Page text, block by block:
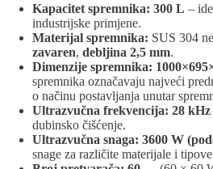
Kapacitet spremnika: 300 L –
industrijske primjene.
Materijal spremnika: SUS 304
zavaren, debljina 2,5 mm.
Dimenzije spremnika:
spremnika označavaju najveći
o načinu postavljanja unutar
Ultrazvučna frekvencija: 28 kHz
dubinsko čišćenje.
Ultrazvučna snaga: 3600 W
snage za različite materijale i